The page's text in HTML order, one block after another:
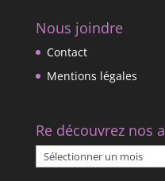
Nous joindre
Contact
Mentions légales
Re découvrez nos
Re
découvrez